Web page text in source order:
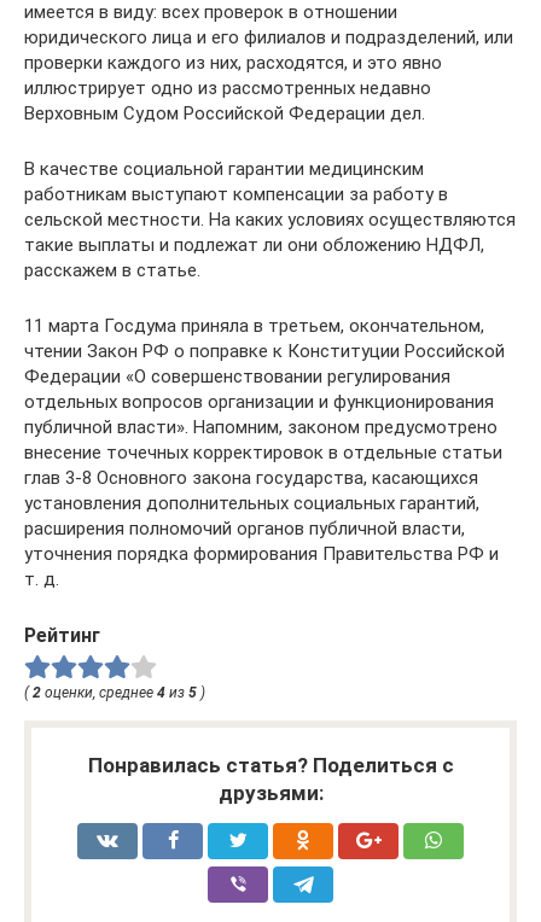
имеется в виду: всех проверок в отношении
юридического лица и его филиалов и подразделений, или
проверки каждого из них, расходятся, и это явно
иллюстрирует одно из рассмотренных недавно
Верховным Судом Российской Федерации дел.
В качестве социальной гарантии медицинским
работникам выступают компенсации за работу в
сельской местности. На каких условиях осуществляются
такие выплаты и подлежат ли они обложению НДФЛ,
расскажем в статье.
11 марта Госдума приняла в третьем, окончательном,
чтении Закон РФ о поправке к Конституции Российской
Федерации «О совершенствовании регулирования
отдельных вопросов организации и функционирования
публичной власти». Напомним, законом предусмотрено
внесение точечных корректировок в отдельные статьи
глав 3-8 Основного закона государства, касающихся
установления дополнительных социальных гарантий,
расширения полномочий органов публичной власти,
уточнения порядка формирования Правительства РФ и
т. д.
Рейтинг
(2 оценки, среднее 4 из 5 )
Понравилась статья? Поделиться с
друзьями: